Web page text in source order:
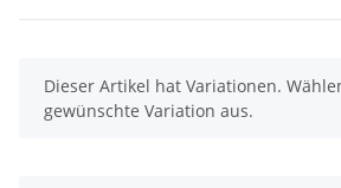
x
Dieser Artikel hat Variationen.
gewünschte Variation aus.